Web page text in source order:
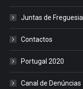
Juntas de Freguesia
Contactos
Portugal 2020
Canal de Denúncias